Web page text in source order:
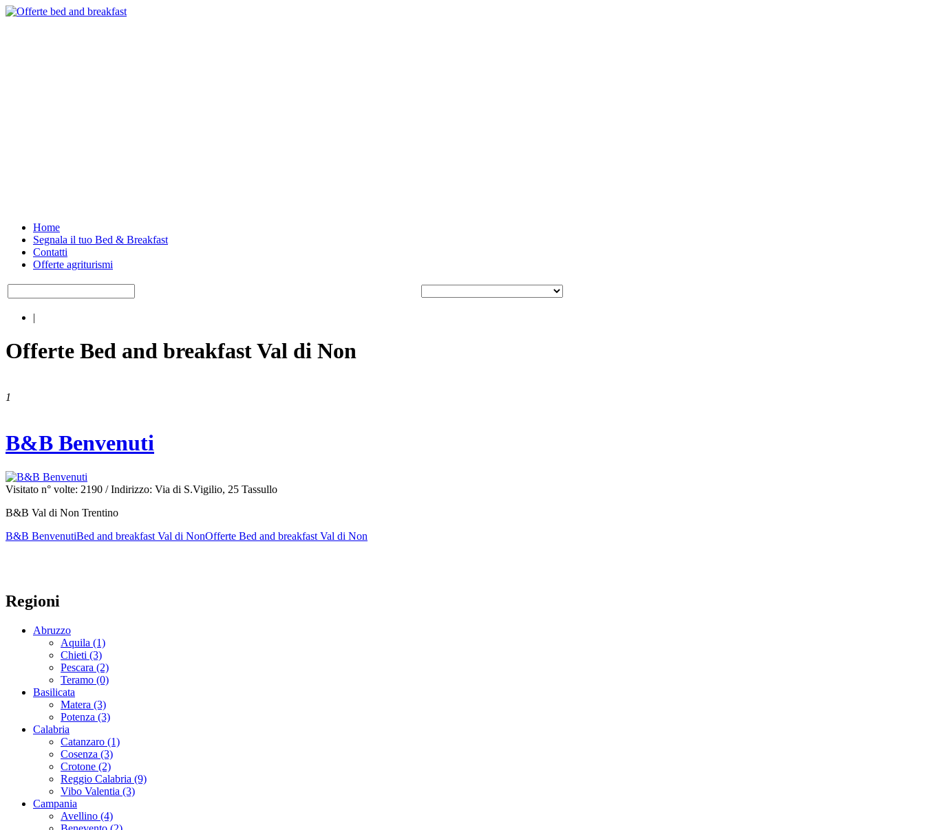
Home
Segnala il tuo Bed & Breakfast
Contatti
Offerte agriturismi
|
Offerte Bed and breakfast Val di Non
1
B&B Benvenuti
Visitato n° volte: 2190 / Indirizzo: Via di S.Vigilio, 25 Tassullo
B&B Val di Non Trentino
B&B BenvenutiBed and breakfast Val di NonOfferte Bed and breakfast Val di Non
Regioni
Abruzzo
Aquila (1)
Chieti (3)
Pescara (2)
Teramo (0)
Basilicata
Matera (3)
Potenza (3)
Calabria
Catanzaro (1)
Cosenza (3)
Crotone (2)
Reggio Calabria (9)
Vibo Valentia (3)
Campania
Avellino (4)